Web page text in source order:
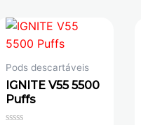
Pods descartáveis
IGNITE V55 5500
Puffs